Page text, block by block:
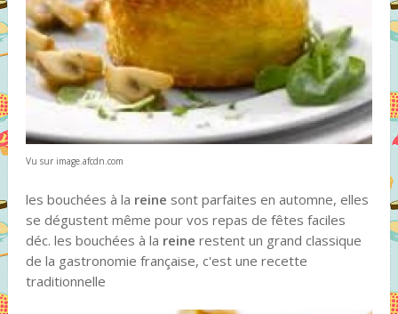
Vu sur image.afcdn.com
les bouchées à la reine sont parfaites en automne, elles
se dégustent même pour vos repas de fêtes faciles
déc. les bouchées à la reine restent un grand classique
de la gastronomie française, c'est une recette
traditionnelle